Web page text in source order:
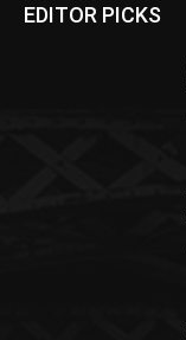
EDITOR PICKS